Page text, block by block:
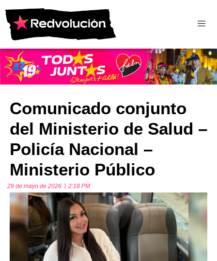
Comunicado conjunto
del Ministerio de Salud –
Policía Nacional –
Ministerio Público
29 de mayo de 2026 2:18 PM